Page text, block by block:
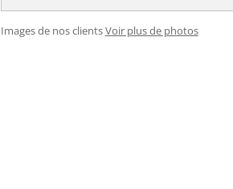
Images de nos clientsVoir plus de photos